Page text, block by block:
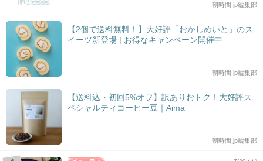
朝時間.jp編集部
【2個で送料無料！】大好評「おかしめいと」のス
イーツ新登場 | お得なキャンペーン開催中
朝時間.jp編集部
【送料込・初回5%オフ】訳ありおトク！大好評ス
ペシャルティコーヒー豆｜Aima
朝時間.jp編集部